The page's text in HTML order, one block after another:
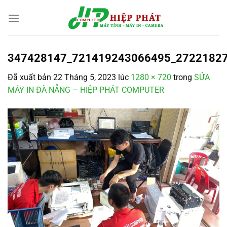
đến
Đã xuất bản 22 Tháng 5, 2023 lúc 1280 × 720 trong SỬA
MÁY IN ĐÀ NẴNG – HIỆP PHÁT COMPUTER